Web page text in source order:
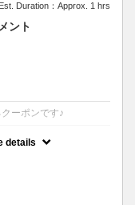
Est. Duration：Approx. 1 hrs
ント
ーポンです♪
details